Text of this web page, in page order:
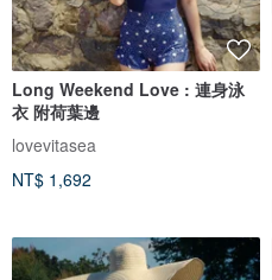
Long Weekend Love : 連身泳
衣 附荷葉邊
lovevitasea
NT$ 1,692